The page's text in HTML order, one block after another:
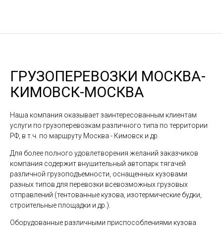
ГРУЗОПЕРЕВОЗКИ МОСКВА-
КИМОВСК-МОСКВА
Наша компания оказывает заинтересованным клиентам
услуги по грузоперевозкам различного типа по территории
РФ, в т.ч. по маршруту Москва - Кимовск и др.
Для более полного удовлетворения желаний заказчиков
компания содержит внушительный автопарк тягачей
различной грузоподъемности, оснащенных кузовами
разных типов для перевозки всевозможных грузовых
отправлений (тентованные кузова, изотермические будки,
строительные площадки и др.).
Оборудованные различными приспособлениями кузова